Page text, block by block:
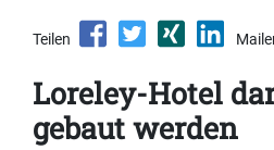
Teilen
Loreley-Hotel
gebaut werden